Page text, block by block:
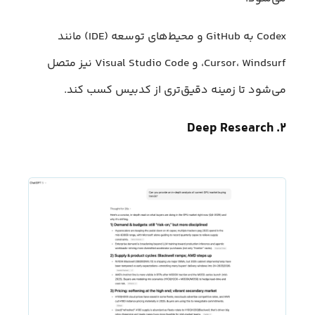
Codex به GitHub و محیط‌های توسعه (IDE) مانند
Cursor، Windsurf، و Visual Studio Code نیز متصل
می‌شود تا زمینه دقیق‌تری از کدبیس کسب کند.
۲. Deep Research